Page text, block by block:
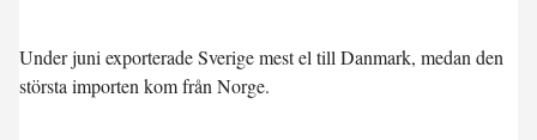
Under juni exporterade Sverige mest el till Danmark, medan den
största importen kom från Norge.